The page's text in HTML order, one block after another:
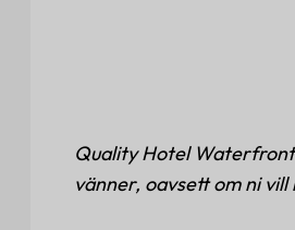
Quality Hotel
vänner, oavsett om ni